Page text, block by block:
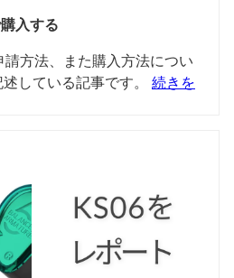
入する
方法、また購入方法につい
している記事です。 続きを